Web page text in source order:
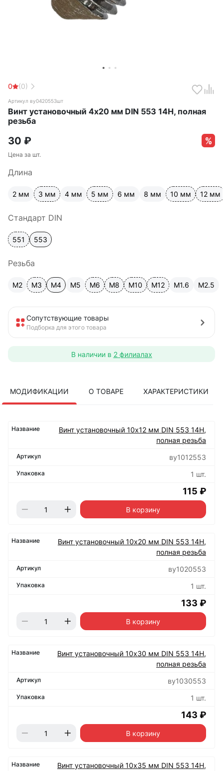
0 (0)
Артикул ву0420553шт
Винт установочный 4х20 мм DIN 553 14Н, полная
резьба
30 ₽
Цена за шт.
Длина
2 мм 3 мм 4 мм 5 мм 6 мм 8 мм 10 мм 12 мм
Стандарт DIN
551 553
Резьба
М2 М3 М4 М5 М6 М8 М10 М12 М1.6 М2.5
Сопутствующие товары
Подборка для этого товара
В наличии в 2 филиалах
МОДИФИКАЦИИ О ТОВАРЕ ХАРАКТЕРИСТИКИ
Винт установочный 10х12 мм DIN 553 14Н,
полная резьба
ву1012553
1 шт.
115 ₽
В корзину
Винт установочный 10х20 мм DIN 553 14Н,
полная резьба
ву1020553
1 шт.
133 ₽
В корзину
Винт установочный 10х30 мм DIN 553 14Н,
полная резьба
ву1030553
1 шт.
143 ₽
В корзину
Винт установочный 10х35 мм DIN 553 14Н,